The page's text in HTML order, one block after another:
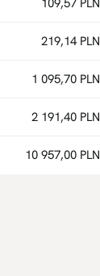
109,57 PLN
219,14 PLN
1 095,70 PLN
2 191,40 PLN
10 957,00 PLN